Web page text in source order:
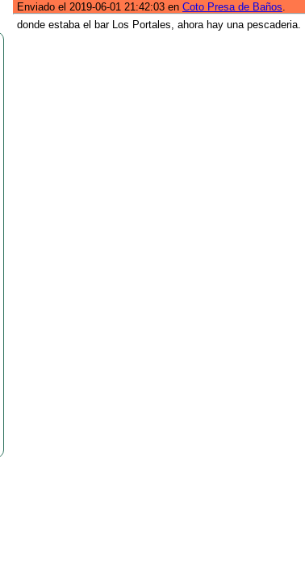
Enviado el 2019-06-01 21:42:03 en Coto Presa de Baños.
donde estaba el bar Los Portales, ahora hay una pescaderia.